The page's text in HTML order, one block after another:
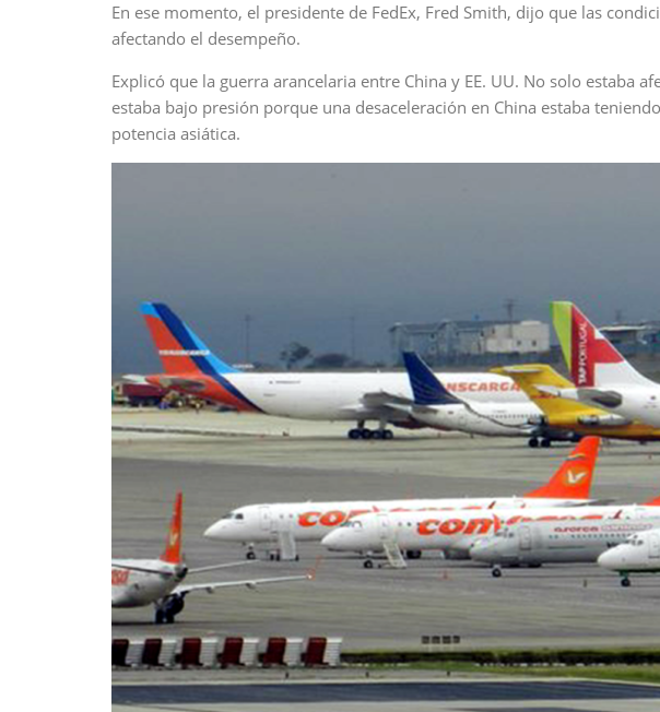
En ese momento, el presidente de FedEx, Fred Smith, dijo que las
afectando el desempeño.
Explicó que la guerra arancelaria entre China y EE. UU. No solo estaba
estaba bajo presión porque una desaceleración en China estaba
potencia asiática.